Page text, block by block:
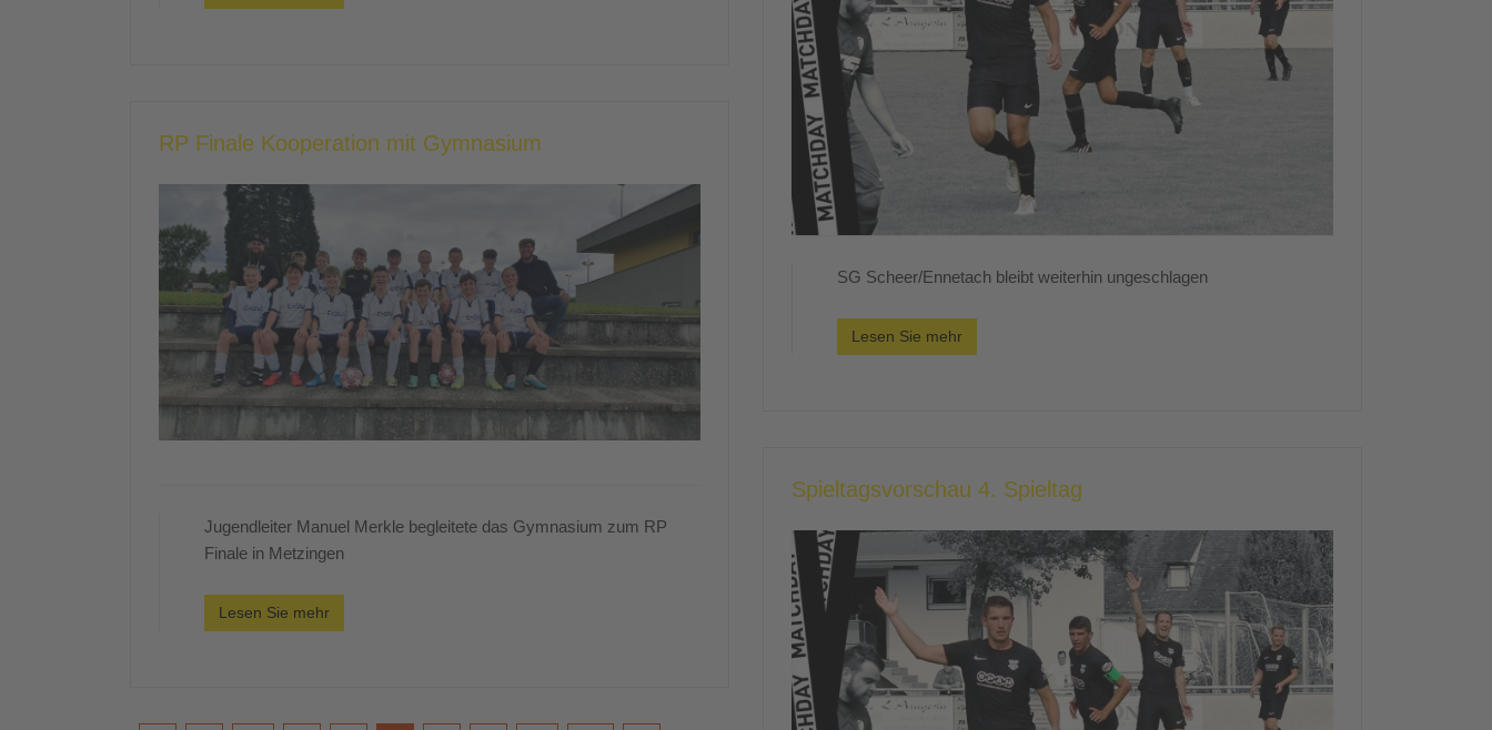
RP Finale Kooperation mit Gymnasium
Jugendleiter Manuel Merkle begleitete das Gymnasium zum RP
Finale in Metzingen
Lesen Sie mehr
SG Scheer/Ennetach bleibt weiterhin ungeschlagen
Lesen Sie mehr
Spieltagsvorschau 4. Spieltag